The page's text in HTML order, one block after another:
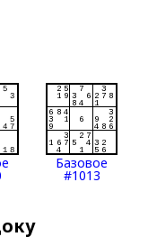
Базовое
#1013